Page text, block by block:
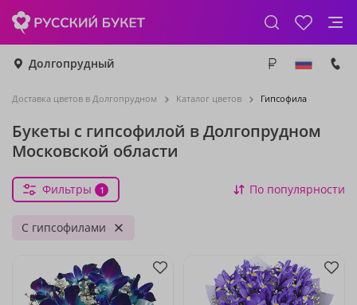
Долгопрудный
Доставка цветов в Долгопрудном Каталог цветов Гипсофила
Букеты с гипсофилой в Долгопрудном
Московской области
Фильтры 1 По популярности
С гипсофилами